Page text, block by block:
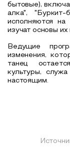
бытовые),
алка",
исполняются на
изучат основы их
Ведущие
изменения,
танец
культуры,
настоящим.